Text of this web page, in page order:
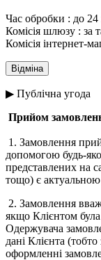
Час обробки : до 24
Комісія шлюзу : за
Комісія інтернет-
▶ Публічна угода
Прийом
1. Замовлення
допомогою будь-
представлених на
тощо) є актуальною
2. Замовлення
якщо Клієнтом
Одержувача
дані Клієнта
оформленні